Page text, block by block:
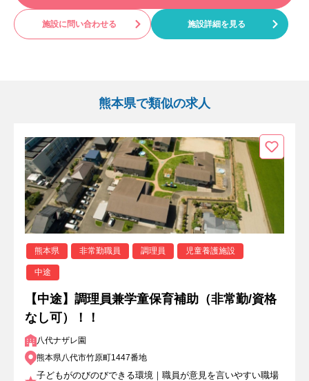
施設に問い合わせる 施設詳細を見る
熊本県で類似の求人
熊本県 非常勤職員 調理員 児童養護施設
中途
【中途】調理員兼学童保育補助（非常勤/資格
なし可）！！
八代ナザレ園
熊本県八代市竹原町1447番地
子どもがのびのびできる環境｜職員が意見を言いやすい職場